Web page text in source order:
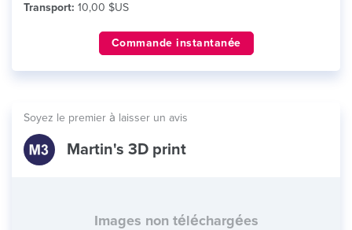
Transport: 10,00 $US
Commande instantanée
Soyez le premier à laisser un avis
Martin's 3D print
Images non téléchargées